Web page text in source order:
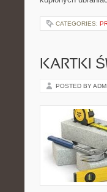
CATEGORIES:
KARTKI
POSTED BY